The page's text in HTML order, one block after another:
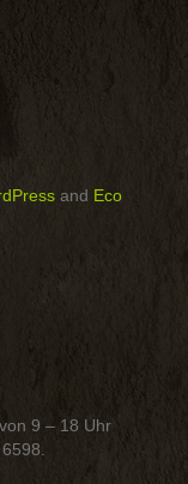
and Eco
9 – 18 Uhr